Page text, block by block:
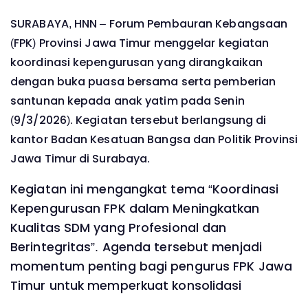
SURABAYA, HNN – Forum Pembauran Kebangsaan
(FPK) Provinsi Jawa Timur menggelar kegiatan
koordinasi kepengurusan yang dirangkaikan
dengan buka puasa bersama serta pemberian
santunan kepada anak yatim pada Senin
(9/3/2026). Kegiatan tersebut berlangsung di
kantor Badan Kesatuan Bangsa dan Politik Provinsi
Jawa Timur di Surabaya.
Kegiatan ini mengangkat tema “Koordinasi
Kepengurusan FPK dalam Meningkatkan
Kualitas SDM yang Profesional dan
Berintegritas”. Agenda tersebut menjadi
momentum penting bagi pengurus FPK Jawa
Timur untuk memperkuat konsolidasi